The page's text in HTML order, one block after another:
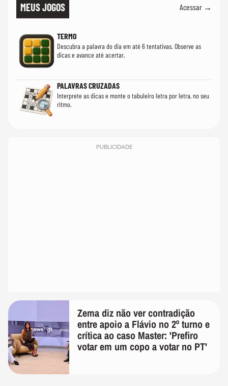
MEUS JOGOS Acessar →
TERMO
Descubra a palavra do dia em até 6 tentativas. Observe as
dicas e avance até acertar.
PALAVRAS CRUZADAS
Interprete as dicas e monte o tabuleiro letra por letra, no seu
ritmo.
PUBLICIDADE
Zema diz não ver contradição
entre apoio a Flávio no 2º turno e
crítica ao caso Master: 'Prefiro
votar em um copo a votar no PT'